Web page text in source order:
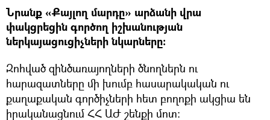
Նրանք «Քայլող մարդը» արձանի վրա
փակցրեցին գործող իշխանության
ներկայացուցիչների նկարները։
Զոհված զինծառայողների ծնողներն ու
հարազատները մի խումբ հասարակական ու
քաղաքական գործիչների հետ բողոքի ակցիա են
իրականացնում ՀՀ ԱԺ շենքի մոտ։